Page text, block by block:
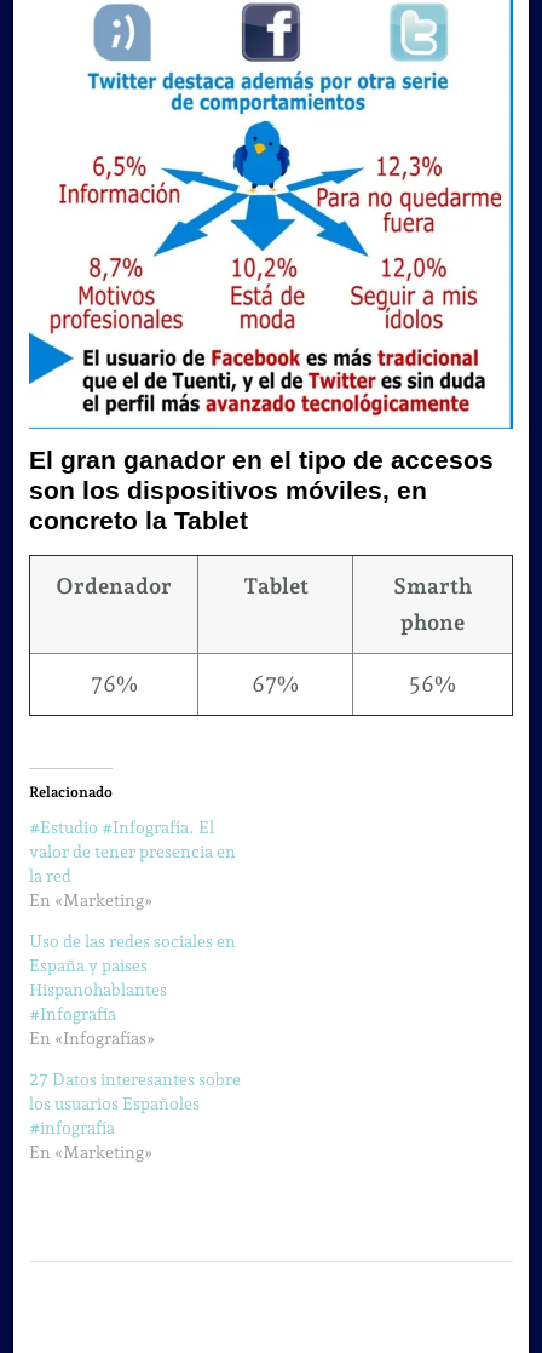
El gran ganador en el tipo de accesos
son los dispositivos móviles, en
concreto la Tablet
Ordenador Tablet
Smarth
phone
76% 67% 56%
Relacionado
#Estudio #Infografía. El
valor de tener presencia en
la red
En «Marketing»
Uso de las redes sociales en
España y paises
Hispanohablantes
#Infografía
En «Infografías»
27 Datos interesantes sobre
los usuarios Españoles
#infografía
En «Marketing»